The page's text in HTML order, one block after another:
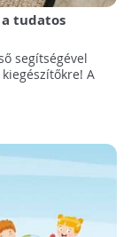
tudatos
segítségével
A